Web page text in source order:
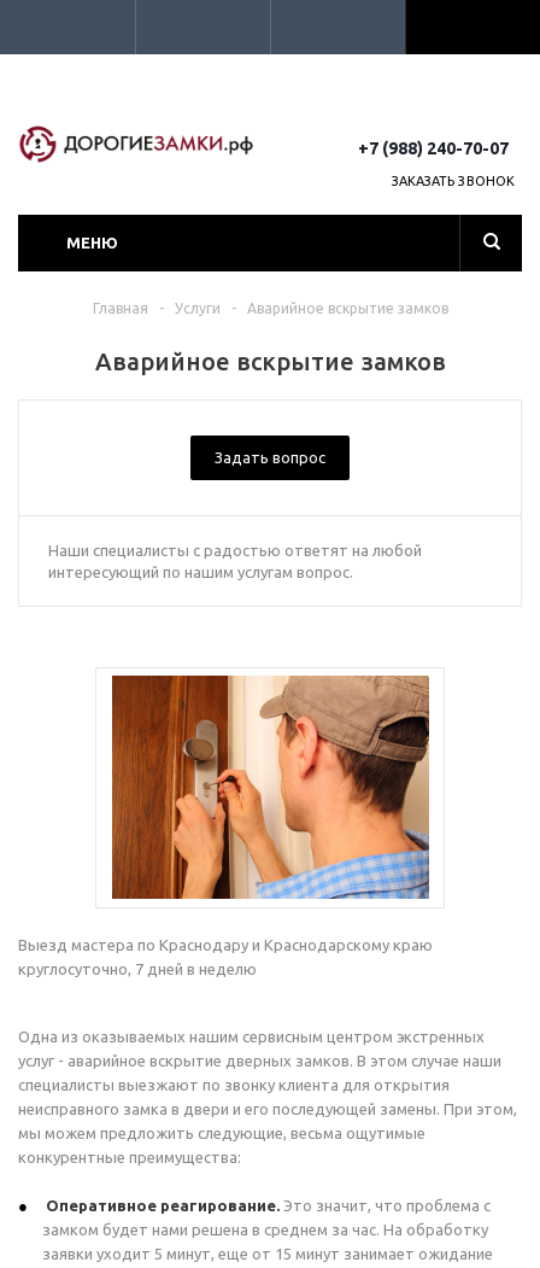
+7 (988) 240-70-07
ЗАКАЗАТЬ ЗВОНОК
МЕНЮ
Главная - Услуги - Аварийное вскрытие замков
Аварийное вскрытие замков
Задать вопрос
Наши специалисты с радостью ответят на любой
интересующий по нашим услугам вопрос.
Выезд мастера по Краснодару и Краснодарскому краю
круглосуточно, 7 дней в неделю
Одна из оказываемых нашим сервисным центром экстренных
услуг - аварийное вскрытие дверных замков. В этом случае наши
специалисты выезжают по звонку клиента для открытия
неисправного замка в двери и его последующей замены. При этом,
мы можем предложить следующие, весьма ощутимые
конкурентные преимущества:
Оперативное реагирование. Это значит, что проблема с
замком будет нами решена в среднем за час. На обработку
заявки уходит 5 минут, еще от 15 минут занимает ожидание